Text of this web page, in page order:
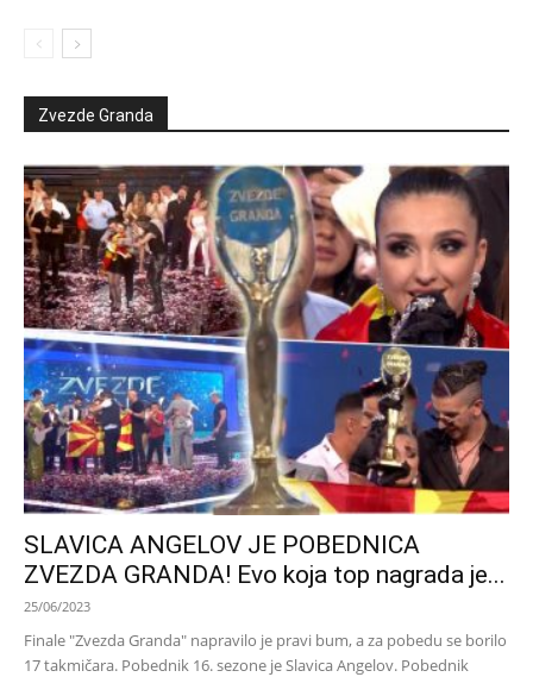
Zvezde Granda
SLAVICA ANGELOV JE POBEDNICA
ZVEZDA GRANDA! Evo koja top nagrada je...
25/06/2023
Finale "Zvezda Granda" napravilo je pravi bum, a za pobedu se borilo
17 takmičara. Pobednik 16. sezone je Slavica Angelov. Pobednik